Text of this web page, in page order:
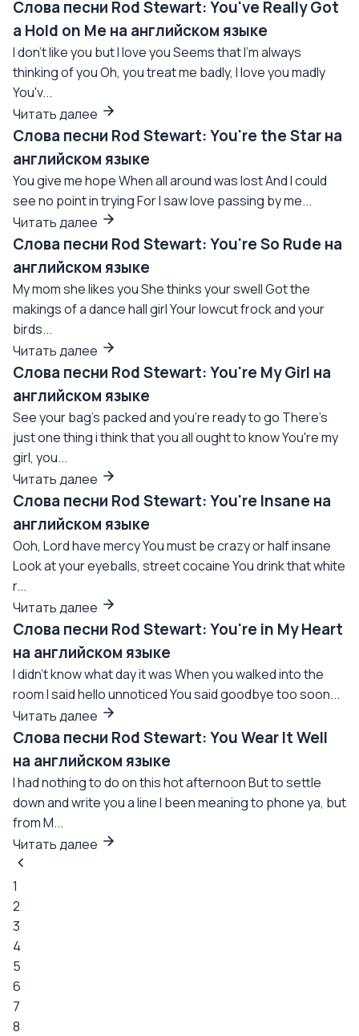
Слова песни Rod Stewart: You've Really Got
a Hold on Me на английском языке
I don't like you but I love you Seems that I'm always
thinking of you Oh, you treat me badly, I love you madly
You'v...
Читать далее
Слова песни Rod Stewart: You're the Star на
английском языке
You give me hope When all around was lost And I could
see no point in trying For I saw love passing by me...
Читать далее
Слова песни Rod Stewart: You're So Rude на
английском языке
My mom she likes you She thinks your swell Got the
makings of a dance hall girl Your lowcut frock and your
birds...
Читать далее
Слова песни Rod Stewart: You're My Girl на
английском языке
See your bag's packed and you're ready to go There's
just one thing i think that you all ought to know You're my
girl, you...
Читать далее
Слова песни Rod Stewart: You're Insane на
английском языке
Ooh, Lord have mercy You must be crazy or half insane
Look at your eyeballs, street cocaine You drink that white
r...
Читать далее
Слова песни Rod Stewart: You're in My Heart
на английском языке
I didn't know what day it was When you walked into the
room I said hello unnoticed You said goodbye too soon...
Читать далее
Слова песни Rod Stewart: You Wear It Well
на английском языке
I had nothing to do on this hot afternoon But to settle
down and write you a line I been meaning to phone ya, but
from M...
Читать далее
1
2
3
4
5
6
7
8